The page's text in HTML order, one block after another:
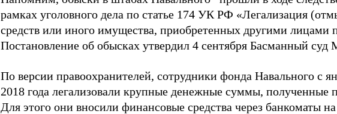
рамках уголовного дела по статье 174 УК РФ «Легализация
средств или иного имущества, приобретенных другими лицами
Постановление об обысках утвердил 4 сентября Басманный суд
По версии правоохранителей, сотрудники фонда Навального с
2018 года легализовали крупные денежные суммы, полученные
Для этого они вносили финансовые средства через банкоматы